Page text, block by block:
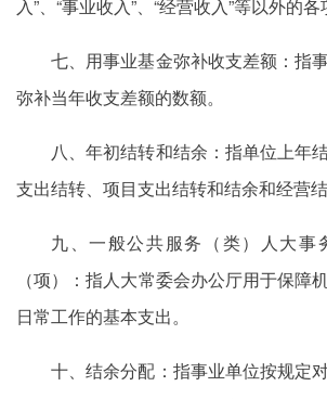
入”、“事业收入”、“经营收入”等以外的各
七、用事业基金弥补收支差额：指
弥补当年收支差额的数额。
八、年初结转和结余：指单位上年
支出结转、项目支出结转和结余和经营结
九、一般公共服务（类）人大事
（项）：指人大常委会办公厅用于保障
日常工作的基本支出。
十、结余分配：指事业单位按规定